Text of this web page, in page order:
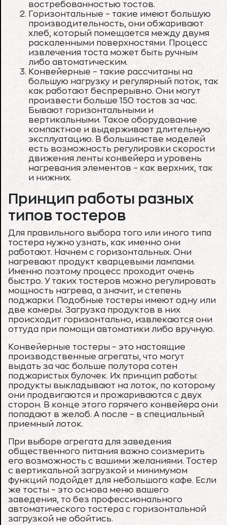
востребованностью тостов.
Горизонтальные – такие имеют большую
производительность, они обжаривают
хлеб, который помещается между двумя
раскаленными поверхностями. Процесс
извлечения тоста может быть ручным
либо автоматическим.
Конвейерные – такие рассчитаны на
большую нагрузку и регулярный поток, так
как работают беспрерывно. Они могут
произвести больше 150 тостов за час.
Бывают горизонтальными и
вертикальными. Такое оборудование
компактное и выдерживает длительную
эксплуатацию. В большинстве моделей
есть возможность регулировки скорости
движения ленты конвейера и уровень
нагревания элементов – как верхних, так
и нижних.
Принцип работы разных
типов тостеров
Для правильного выбора того или иного типа
тостера нужно узнать, как именно они
работают. Начнем с горизонтальных. Они
нагревают продукт кварцевыми лампами.
Именно поэтому процесс проходит очень
быстро. У таких тостеров можно регулировать
мощность нагрева, а значит, и степень
поджарки. Подобные тостеры имеют одну или
две камеры. Загрузка продуктов в них
происходит горизонтально, извлекаются они
оттуда при помощи автоматики либо вручную.
Конвейерные тостеры – это настоящие
производственные агрегаты, что могут
выдать за час больше полутора сотен
поджаристых булочек. Их принцип работы:
продукты выкладывают на лоток, по которому
они продвигаются и прожариваются с двух
сторон. В конце этого горячего конвейера они
попадают в желоб. А после – в специальный
приемный лоток.
При выборе агрегата для заведения
общественного питания важно соизмерить
его возможность с вашими желаниями. Тостер
с вертикальной загрузкой и минимумом
функций подойдет для небольшого кафе. Если
же тосты – это основа меню вашего
заведения, то без профессионального
автоматического тостера с горизонтальной
загрузкой не обойтись.